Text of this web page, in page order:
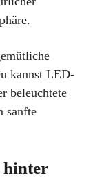
kannst LED-
beleuchtete
sanfte
hinter